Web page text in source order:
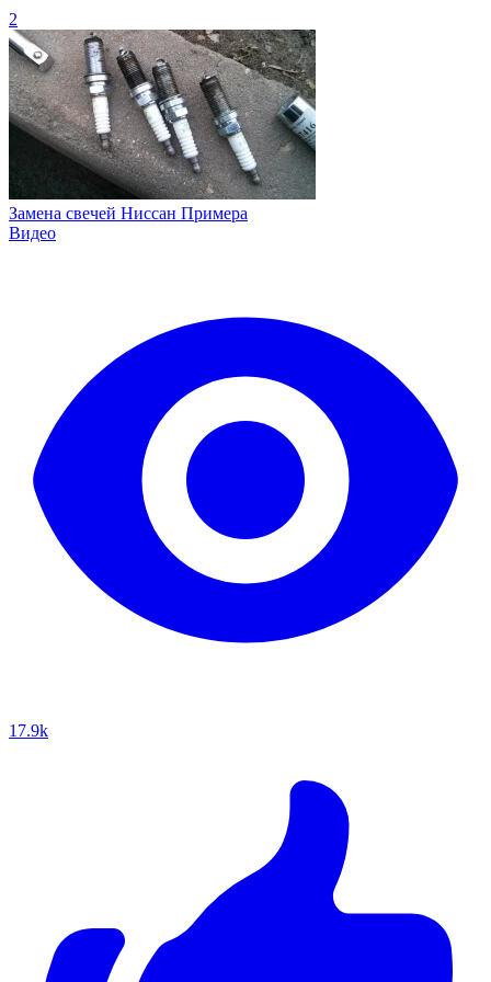
2
Замена свечей Ниссан Примера
Видео
17.9k